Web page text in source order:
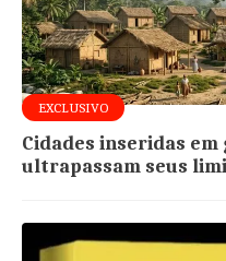
EXCLUSIVO
Cidades inseridas
ultrapassam seus